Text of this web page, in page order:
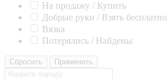
На продажу / Купить
Добрые руки / Взять бесплатно
Вязка
Потерялись / Найдены
Сбросить Применить